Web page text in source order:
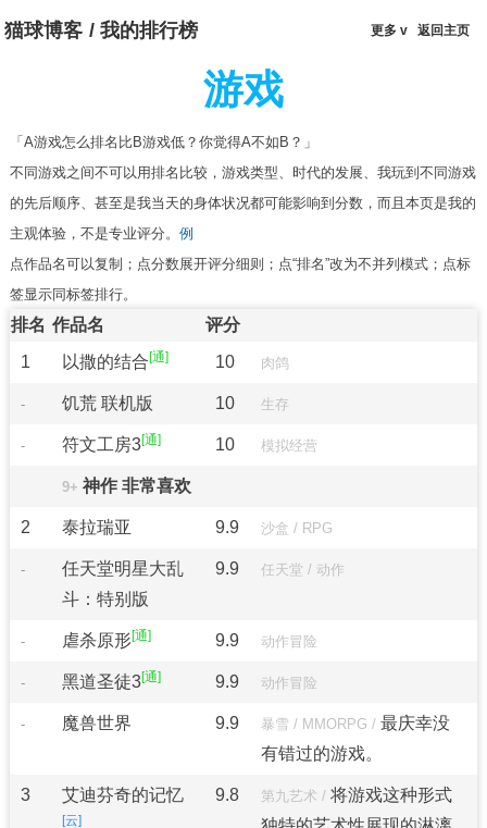
游戏
「A游戏怎么排名比B游戏低？你觉得A不如B？」
不同游戏之间不可以用排名比较，游戏类型、时代的发展、我玩到不同游戏
的先后顺序、甚至是我当天的身体状况都可能影响到分数，而且本页是我的
主观体验，不是专业评分。 例
点作品名可以复制；点分数展开评分细则；点“排名”改为不并列模式；点标
签显示同标签排行。
排名 作品名
评分
1
以撒的结合 10 肉鸽
- 饥荒 联机版 10 生存
- 符文工房3 10 模拟经营
9+ 神作 非常喜欢
2 泰拉瑞亚 9.9 沙盒 / RPG
-
任天堂明星大乱
斗：特别版
9.9 任天堂 / 动作
- 虐杀原形 9.9 动作冒险
- 黑道圣徒3 9.9 动作冒险
- 魔兽世界 9.9 暴雪 / MMORPG / 最庆幸没
有错过的游戏。
3 艾迪芬奇的记忆 9.8 第九艺术 / 将游戏这种形式
猫球博客 / 我的排行榜 返回主页
更多 v